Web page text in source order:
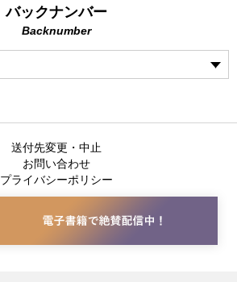
バックナンバー
Backnumber
送付先変更・中止
お問い合わせ
プライバシーポリシー